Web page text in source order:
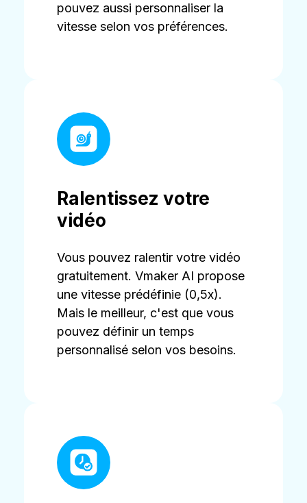
pouvez aussi personnaliser la
vitesse selon vos préférences.
Ralentissez votre
vidéo
Vous pouvez ralentir votre vidéo
gratuitement. Vmaker AI propose
une vitesse prédéfinie (0,5x).
Mais le meilleur, c'est que vous
pouvez définir un temps
personnalisé selon vos besoins.